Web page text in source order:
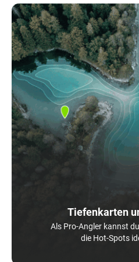
Tiefenkarten
Als Pro-Angler kannst
die Hot-Spots